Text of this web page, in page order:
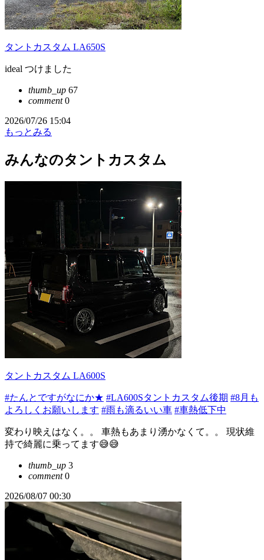
タントカスタム LA650S
ideal つけました
thumb_up 67
comment0
2026/07/26 15:04
もっとみる
みんなのタントカスタム
タントカスタム LA600S
#たんとですがなにか★ #LA600Sタントカスタム後期 #8月も
よろしくお願いします #雨も滴るいい車 #車熱低下中
変わり映えはなく。。 車熱もあまり湧かなくて。。 現状維
持で綺麗に乗ってます😅😅
thumb_up 3
comment0
2026/08/07 00:30